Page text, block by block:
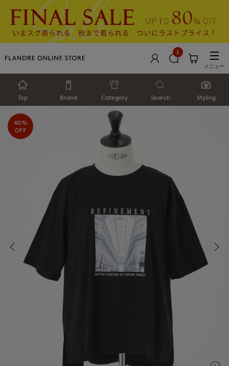
2
メニュー
Top Brand Category Search Styling
40%
OFF